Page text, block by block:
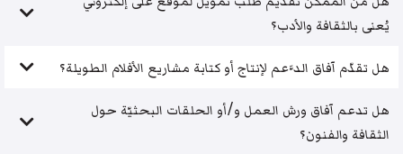
يُعنى بالثقافة والأدب؟
هل تقدّم آفاق الدَّعم لإنتاج أو كتابة مشاريع الأفلام الطويلة؟
هل تدعم آفاق ورش العمل و/أو الحلقات البحثيّة حول
الثقافة والفنون؟